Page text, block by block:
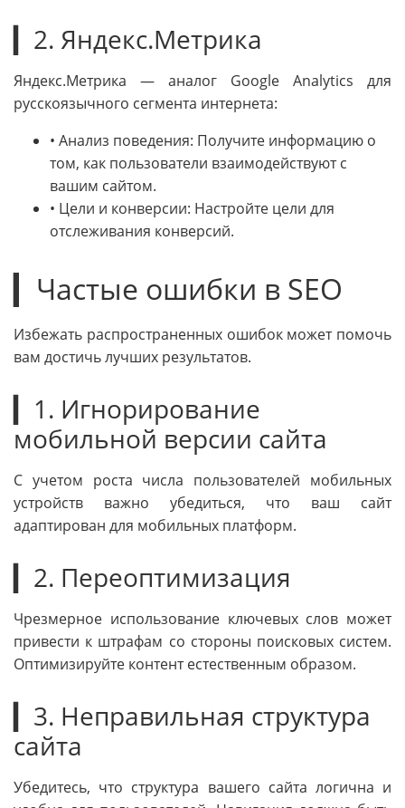
▎2. Яндекс.Метрика
Яндекс.Метрика — аналог Google Analytics для
русскоязычного сегмента интернета:
• Анализ поведения: Получите информацию о
том, как пользователи взаимодействуют с
вашим сайтом.
• Цели и конверсии: Настройте цели для
отслеживания конверсий.
▎Частые ошибки в SEO
Избежать распространенных ошибок может помочь
вам достичь лучших результатов.
▎1. Игнорирование
мобильной версии сайта
С учетом роста числа пользователей мобильных
устройств важно убедиться, что ваш сайт
адаптирован для мобильных платформ.
▎2. Переоптимизация
Чрезмерное использование ключевых слов может
привести к штрафам со стороны поисковых систем.
Оптимизируйте контент естественным образом.
▎3. Неправильная структура
сайта
Убедитесь, что структура вашего сайта логична и